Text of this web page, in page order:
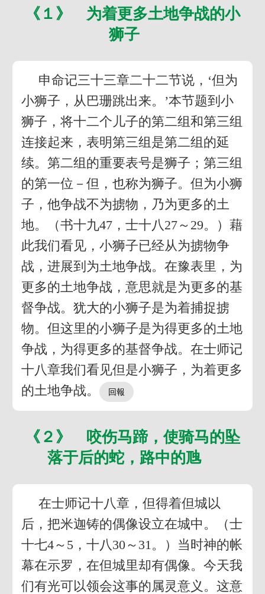
《１》 为着更多土地争战的小
狮子
申命记三十三章二十二节说，‘但为
小狮子，从巴珊跳出来。’本节题到小
狮子，将十二个儿子的第二组和第三组
连接起来，表明第三组是第二组的延
续。第二组的重要表号是狮子；第三组
的第一位－但，也称为狮子。但为小狮
子，他争战不为掳物，乃为更多的土
地。（书十九47，士十八27～29。）藉
此我们看见，小狮子已经从为掳物争
战，进展到为土地争战。在豫表里，为
更多的土地争战，意思就是为更多的基
督争战。犹大的小狮子是为着捕捉掳
物。但这里的小狮子是为得更多的土地
争战，为得更多的基督争战。在士师记
十八章我们看见但是小狮子，为着更多
的土地争战。
《２》 咬伤马蹄，使骑马的坠
落于后的蛇，路中的虺
在士师记十八章，但得着但城以
后，把米迦铸的偶像设立在城中。（士
十七4～5，十八30～31。）当时神的帐
幕在示罗，在但城里却有偶像。今天我
们有光可以领会这事的属灵意义。这意